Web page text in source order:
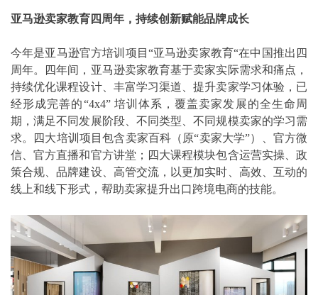
亚马逊卖家教育四周年，持续创新赋能品牌成长
今年是亚马逊官方培训项目“亚马逊卖家教育“在中国推出四
周年。四年间，亚马逊卖家教育基于卖家实际需求和痛点，
持续优化课程设计、丰富学习渠道、提升卖家学习体验，已
经形成完善的“4x4” 培训体系，覆盖卖家发展的全生命周
期，满足不同发展阶段、不同类型、不同规模卖家的学习需
求。四大培训项目包含卖家百科（原“卖家大学”）、官方微
信、官方直播和官方讲堂；四大课程模块包含运营实操、政
策合规、品牌建设、高管交流，以更加实时、高效、互动的
线上和线下形式，帮助卖家提升出口跨境电商的技能。